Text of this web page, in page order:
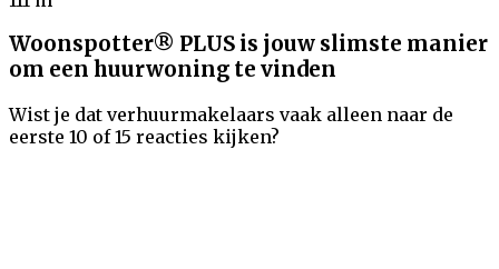
Woonspotter® PLUS is jouw slimste manier
om een huurwoning te vinden
Wist je dat verhuurmakelaars vaak alleen naar de
eerste 10 of 15 reacties kijken?